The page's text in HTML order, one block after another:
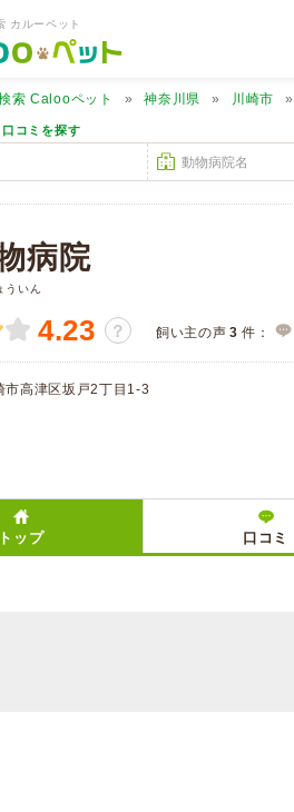
カルーペット
索 Calooペット 神奈川県 川崎市
口コミを探す
病院
ういん
4.23 ？ 飼い主の声 3 件：
市高津区坂戸2丁目1-3
トップ 口コミ